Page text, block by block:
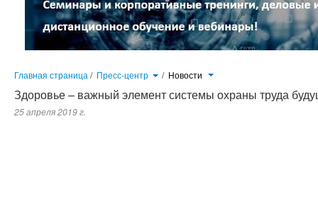
Главная страница / Пресс-центр / Новости
Здоровье – важный элемент системы охраны труда
25 апреля 2019 г.